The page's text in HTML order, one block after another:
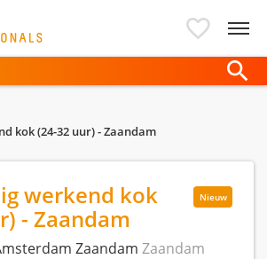
kok (24-32 uur) - Zaandam
Nieuw
werkend kok
- Zaandam
Zaandam Zaandam